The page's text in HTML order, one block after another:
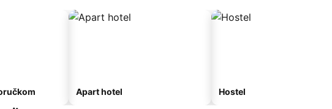
Apart hotel Hostel